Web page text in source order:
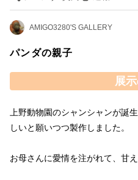
AMIGO3280'S GALLERY
パンダの親子
展
上野動物園のシャンシャンが誕